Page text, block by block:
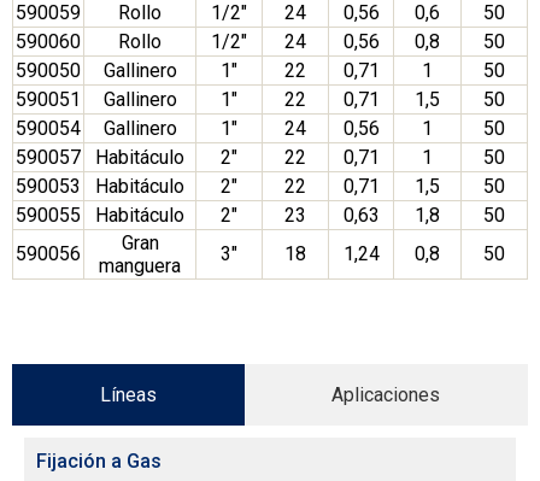
590059
Rollo 1/2″ 24 0,56 0,6
50
590060
Rollo 1/2″ 24 0,56 0,8
50
590050
Gallinero 1″ 22 0,71 1
50
590051
Gallinero 1″ 22 0,71 1,5
50
590054
Gallinero 1″ 24 0,56 1
50
590057
Habitáculo 2″ 22 0,71 1
50
590053
Habitáculo 2″ 22 0,71 1,5
50
590055
Habitáculo 2″ 23 0,63 1,8
50
590056
Gran
manguera
3″ 18 1,24 0,8 50
Líneas Aplicaciones
Fijación a Gas